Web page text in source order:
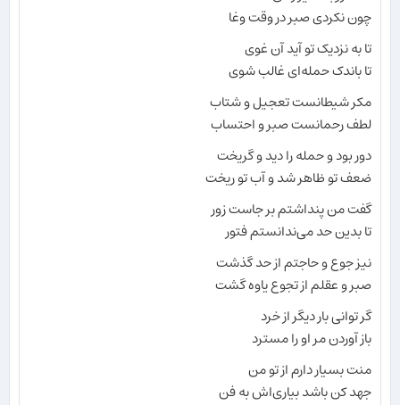
چون نکردی صبر در وقت وغا
تا به نزدیک تو آید آن غوی
تا باندک حمله‌ای غالب شوی
مکر شیطانست تعجیل و شتاب
لطف رحمانست صبر و احتساب
دور بود و حمله را دید و گریخت
ضعف تو ظاهر شد و آب تو ریخت
گفت من پنداشتم بر جاست زور
تا بدین حد می‌ندانستم فتور
نیز جوع و حاجتم از حد گذشت
صبر و عقلم از تجوع یاوه گشت
گر توانی بار دیگر از خرد
باز آوردن مر او را مسترد
منت بسیار دارم از تو من
جهد کن باشد بیاری‌اش به فن